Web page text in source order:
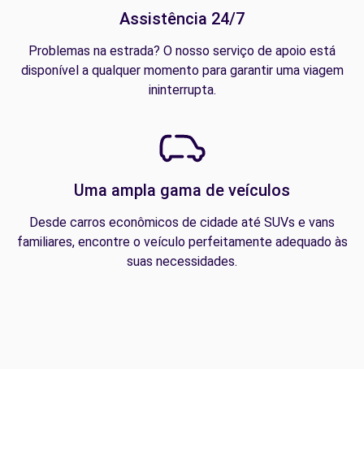
Assistência 24/7
Problemas na estrada? O nosso serviço de apoio está
disponível a qualquer momento para garantir uma viagem
ininterrupta.
Uma ampla gama de veículos
Desde carros econômicos de cidade até SUVs e vans
familiares, encontre o veículo perfeitamente adequado às
suas necessidades.